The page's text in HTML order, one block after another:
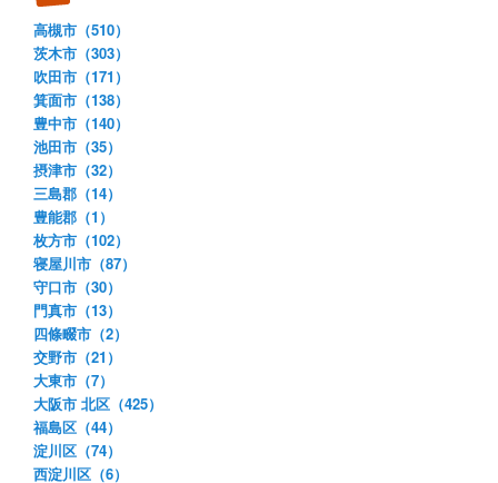
高槻市（510）
茨木市（303）
吹田市（171）
箕面市（138）
豊中市（140）
池田市（35）
摂津市（32）
三島郡（14）
豊能郡（1）
枚方市（102）
寝屋川市（87）
守口市（30）
門真市（13）
四條畷市（2）
交野市（21）
大東市（7）
大阪市 北区（425）
福島区（44）
淀川区（74）
西淀川区（6）